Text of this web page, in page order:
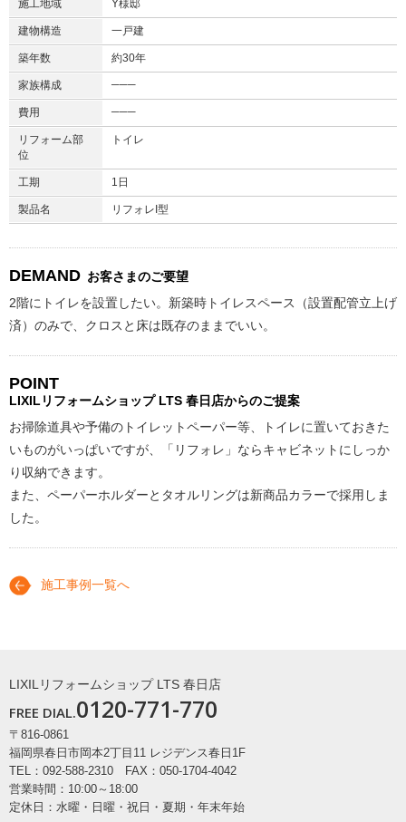
施工地域 Y様邸
建物構造 一戸建
築年数 約30年
家族構成 ───
費用 ───
リフォーム部
位
トイレ
工期 1日
製品名 リフォレI型
DEMAND お客さまのご要望
2階にトイレを設置したい。新築時トイレスペース（設置配管立上げ
済）のみで、クロスと床は既存のままでいい。
POINT
LIXILリフォームショップ LTS 春日店からのご提案
お掃除道具や予備のトイレットペーパー等、トイレに置いておきた
いものがいっぱいですが、「リフォレ」ならキャビネットにしっか
り収納できます。
また、ペーパーホルダーとタオルリングは新商品カラーで採用しま
した。
施工事例一覧へ
LIXILリフォームショップ LTS 春日店
FREE DIAL.0120-771-770
〒816-0861
福岡県春日市岡本2丁目11 レジデンス春日1F
TEL：092-588-2310 FAX：050-1704-4042
営業時間：10:00～18:00
定休日：水曜・日曜・祝日・夏期・年末年始